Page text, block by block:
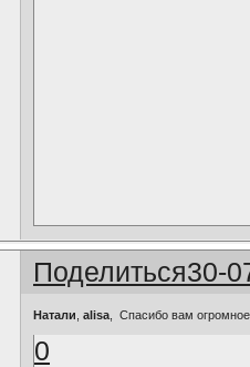
Поделиться30-
Натали ,alisa , Спасибо вам
0